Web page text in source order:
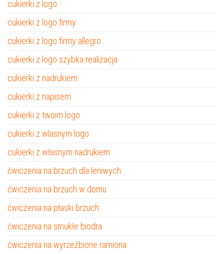
cukierki z logo
cukierki z logo firmy
cukierki z logo firmy allegro
cukierki z logo szybka realizacja
cukierki z nadrukiem
cukierki z napisem
cukierki z twoim logo
cukierki z wlasnym logo
cukierki z własnym nadrukiem
ćwiczenia na brzuch dla leniwych
ćwiczenia na brzuch w domu
ćwiczenia na płaski brzuch
ćwiczenia na smukłe biodra
ćwiczenia na wyrzeźbione ramiona